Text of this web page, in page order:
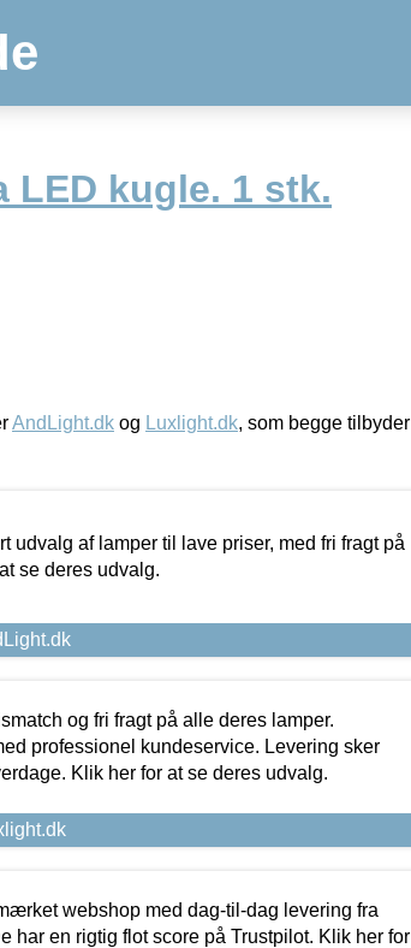
LED kugle. 1 stk.
AndLight.dk og Luxlight.dk, som begge tilbyder
udvalg af lamper til lave priser, med fri fragt på
se deres udvalg.
og fri fragt på alle deres lamper.
professionel kundeservice. Levering sker
Klik her for at se deres udvalg.
webshop med dag-til-dag levering fra
har en rigtig flot score på Trustpilot. Klik her for